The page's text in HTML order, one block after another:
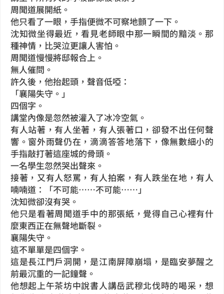
周聞道展開紙。
他只看了一眼，手指便微不可察地顫了一下。
沈知微坐得最近，看見老師眼中那一瞬間的黯淡。那
種神情，比哭泣更讓人害怕。
周聞道慢慢將邸報合上。
無人催問。
許久後，他抬起頭，聲音低啞：
「襄陽失守。」
四個字。
講堂內像是忽然被灌入了冰冷空氣。
有人站著，有人坐著，有人張著口，卻發不出任何聲
響。窗外雨聲仍在，滴滴答答地落下，像無數細小的
手指敲打著這座城的骨頭。
一名學生忽然哭出聲來。
接著，又有人怒罵，有人拍案，有人跌坐在地，有人
喃喃道：「不可能……不可能……」
沈知微卻沒有哭。
他只是看著周聞道手中的那張紙，覺得自己心裡有什
麼東西正在無聲地斷裂。
襄陽失守。
這不單單是四個字。
這是長江門戶洞開，是江南屏障崩塌，是臨安夢醒之
前最沉重的一記鐘聲。
他想起上午茶坊中說書人講岳武穆北伐時的喝采，想